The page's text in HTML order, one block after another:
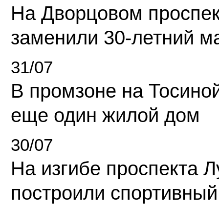
На Дворцовом
заменили 30-летний
31/07
В промзоне на
еще один жилой дом
30/07
На изгибе проспекта
построили